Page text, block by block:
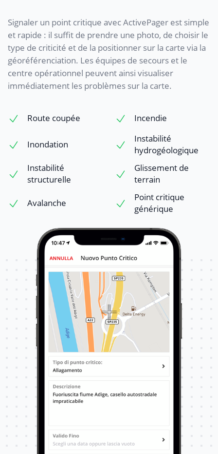
Signaler un point critique avec ActivePager est simple
et rapide : il suffit de prendre une photo, de choisir le
type de criticité et de la positionner sur la carte via la
géoréférenciation. Les équipes de secours et le
centre opérationnel peuvent ainsi visualiser
immédiatement les problèmes sur la carte.
Route coupée Incendie
Inondation
Instabilité
hydrogéologique
Instabilité
structurelle
Glissement de
terrain
Avalanche
Point critique
générique